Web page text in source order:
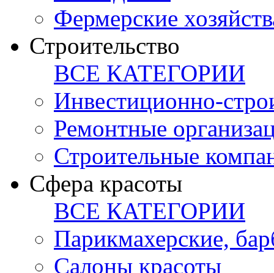
Фермерские
Строительство
ВСЕ КАТЕГОРИИ
Инвестиционно-
Ремонтные
Строительные
Сфера красоты
ВСЕ КАТЕГОРИИ
Парикмахерские,
Салоны красоты